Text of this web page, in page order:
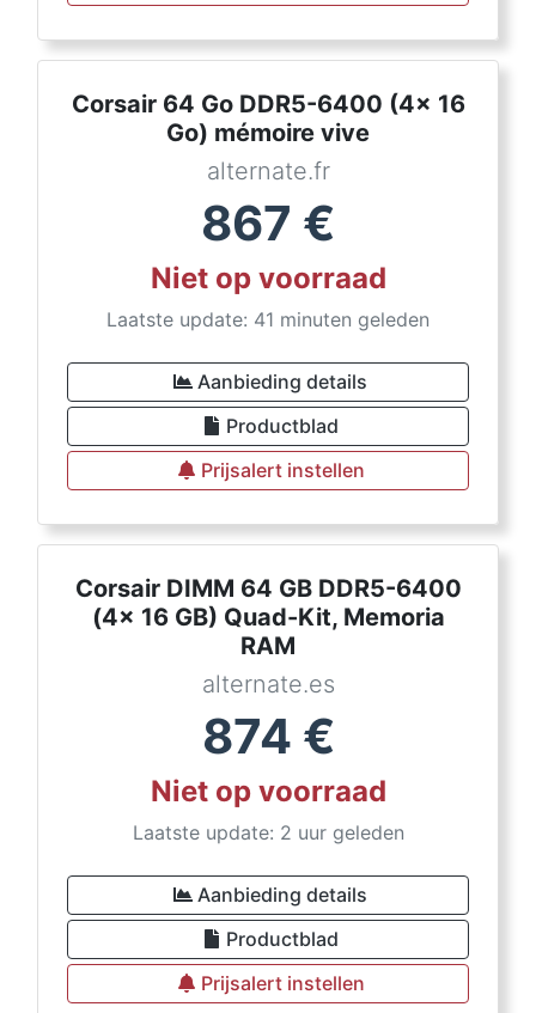
Corsair 64 Go DDR5-6400 (4x 16
Go) mémoire vive
alternate.fr
867 €
Niet op voorraad
Laatste update: 41 minuten geleden
Aanbieding details
Productblad
Prijsalert instellen
Corsair DIMM 64 GB DDR5-6400
(4x 16 GB) Quad-Kit, Memoria
RAM
alternate.es
874 €
Niet op voorraad
Laatste update: 2 uur geleden
Aanbieding details
Productblad
Prijsalert instellen